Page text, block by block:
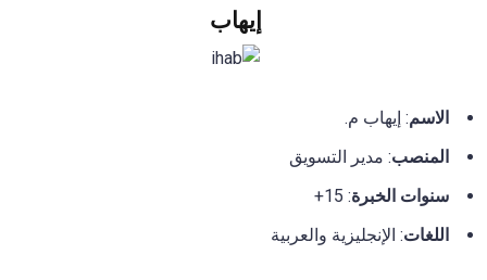
إيهاب
الاسم: إيهاب م.
المنصب: مدير التسويق
سنوات الخبرة: 15+
اللغات: الإنجليزية والعربية